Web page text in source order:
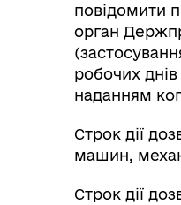
повідомити
орган
робочих
наданням
Строк дії
машин,
Строк дії